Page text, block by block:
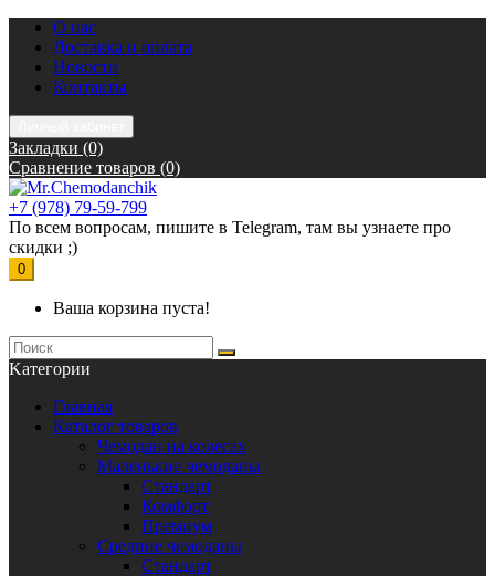
О нас
Доставка и оплата
Новости
Контакты
Закладки (0)
Сравнение товаров (0)
+7 (978) 79-59-799
По всем вопросам, пишите в Telegram, там вы узнаете про
скидки ;)
0
Ваша корзина пуста!
Kатегории
Главная
Каталог товаров
Чемодан на колесах
Маленькие чемоданы
Стандарт
Комфорт
Премиум
Средние чемоданы
Стандарт